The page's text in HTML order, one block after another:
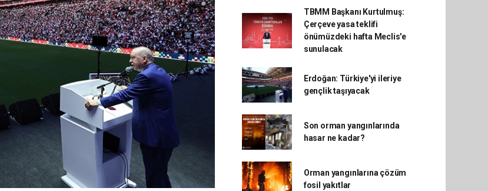
TBMM Başkanı Kurtulmuş:
Çerçeve yasa teklifi
önümüzdeki hafta Meclis'e
sunulacak
Erdoğan: Türkiye'yi ileriye
gençlik taşıyacak
Son orman yangınlarında
hasar ne kadar?
Orman yangınlarına çözüm
fosil yakıtlar